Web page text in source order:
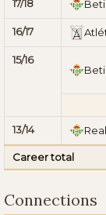
17/18
16/17
15/16
13/14
Career total
Connections